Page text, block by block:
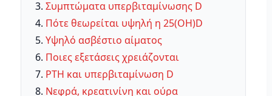
Συμπτώματα υπερβιταμίνωσης D
Πότε θεωρείται υψηλή η 25(OH)D
Υψηλό ασβέστιο αίματος
Ποιες εξετάσεις χρειάζονται
PTH και υπερβιταμίνωση D
Νεφρά, κρεατινίνη και ούρα